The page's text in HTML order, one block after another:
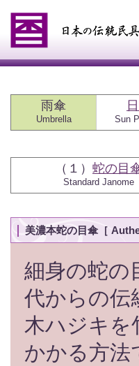
雨傘
Umbrella Sun
（１） 蛇の目
Standard Janome
美濃本蛇の目傘［
細身の蛇の
代からの伝
木ハジキを
かかる方法